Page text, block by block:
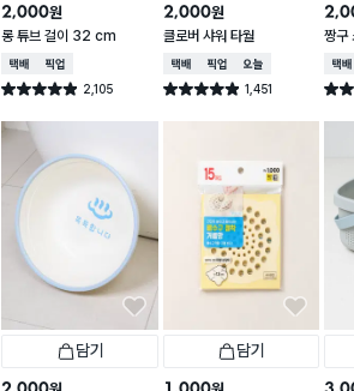
2,000원
롱 튜브 걸이 32 cm
택배배송매장픽업
별점 4.9점 2,105
건 작성
2,000원
클로버 샤워 타월
택배배송매장픽업오늘배송
별점 4.9점 1,451
건 작성
짱구
X
택배
별점
담기 담기